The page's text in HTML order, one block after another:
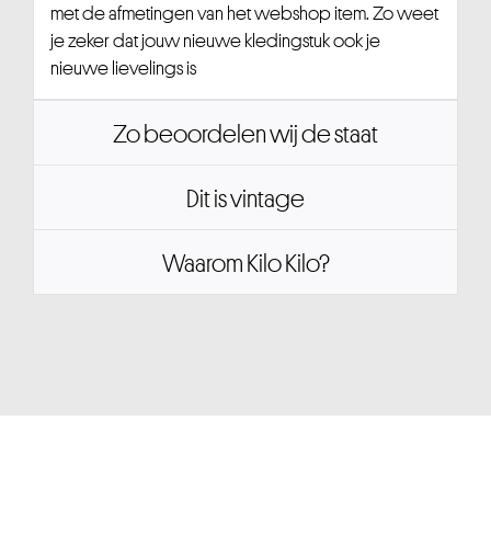
met de afmetingen van het webshop item. Zo weet
je zeker dat jouw nieuwe kledingstuk ook je
nieuwe lievelings is
Zo beoordelen wij de staat
Dit is vintage
Waarom Kilo Kilo?